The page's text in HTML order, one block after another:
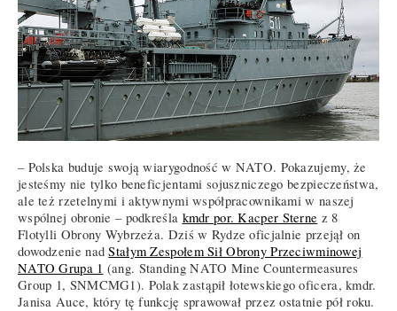
– Polska buduje swoją wiarygodność w NATO. Pokazujemy, że
jesteśmy nie tylko beneficjentami sojuszniczego bezpieczeństwa,
ale też rzetelnymi i aktywnymi współpracownikami w naszej
wspólnej obronie – podkreśla kmdr por. Kacper Sterne z 8
Flotylli Obrony Wybrzeża. Dziś w Rydze oficjalnie przejął on
dowodzenie nadStałym Zespołem Sił Obrony Przeciwminowej
NATO Grupa 1 (ang. Standing NATO Mine Countermeasures
Group 1, SNMCMG1). Polak zastąpił łotewskiego oficera, kmdr.
Janisa Auce, który tę funkcję sprawował przez ostatnie pół roku.